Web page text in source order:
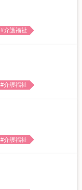
介護福祉
介護福祉
介護福祉